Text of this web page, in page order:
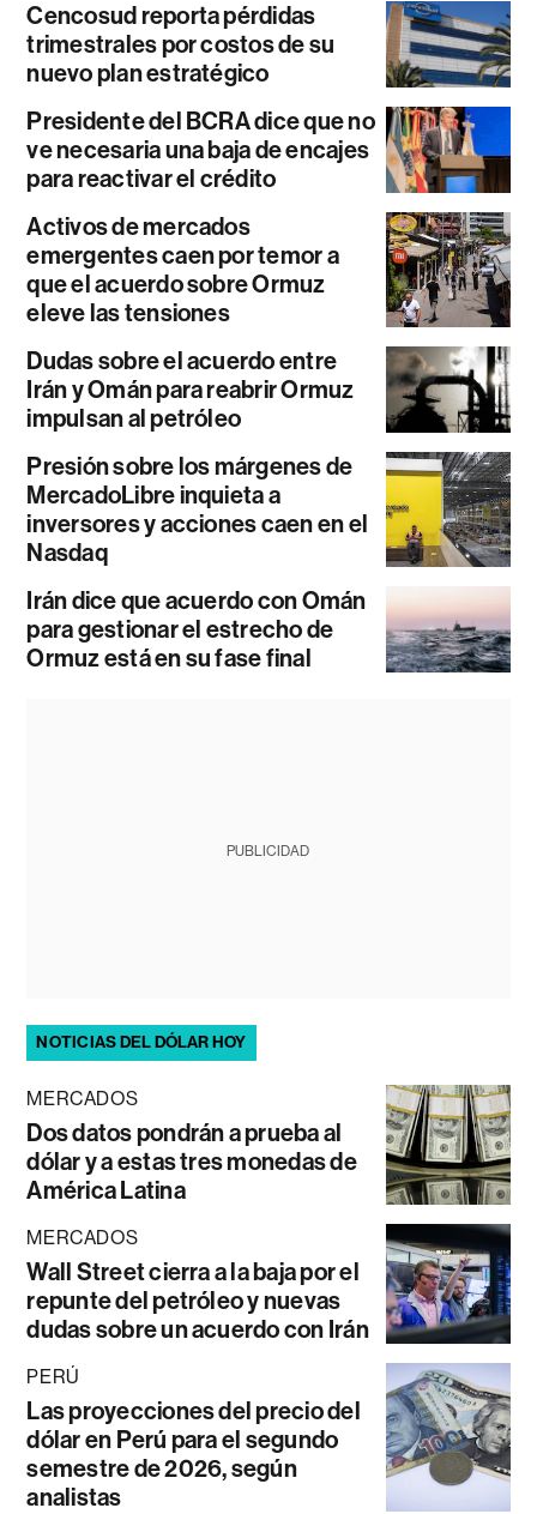
Cencosud reporta pérdidas
trimestrales por costos de su
nuevo plan estratégico
Presidente del BCRA dice que no
ve necesaria una baja de encajes
para reactivar el crédito
Activos de mercados
emergentes caen por temor a
que el acuerdo sobre Ormuz
eleve las tensiones
Dudas sobre el acuerdo entre
Irán y Omán para reabrir Ormuz
impulsan al petróleo
Presión sobre los márgenes de
MercadoLibre inquieta a
inversores y acciones caen en el
Nasdaq
Irán dice que acuerdo con Omán
para gestionar el estrecho de
Ormuz está en su fase final
PUBLICIDAD
NOTICIAS DEL DÓLAR HOY
MERCADOS
Dos datos pondrán a prueba al
dólar y a estas tres monedas de
América Latina
MERCADOS
Wall Street cierra a la baja por el
repunte del petróleo y nuevas
dudas sobre un acuerdo con Irán
PERÚ
Las proyecciones del precio del
dólar en Perú para el segundo
semestre de 2026, según
analistas